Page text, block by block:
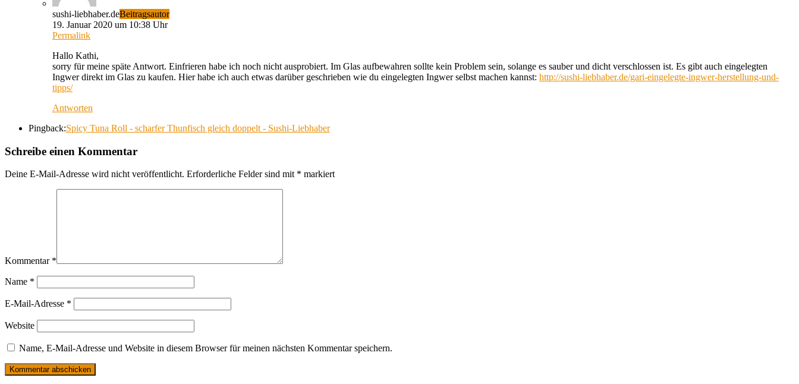
sushi-liebhaber.deBeitragsautor
19. Januar 2020 um 10:38 Uhr
Permalink
Hallo Kathi,
sorry für meine späte Antwort. Einfrieren habe ich noch nicht ausprobiert. Im Glas aufbewahren sollte kein Problem sein, solange es sauber und dicht verschlossen ist. Es gibt auch eingelegten
Ingwer direkt im Glas zu kaufen. Hier habe ich auch etwas darüber geschrieben wie du eingelegten Ingwer selbst machen kannst: http://sushi-liebhaber.de/gari-eingelegte-ingwer-herstellung-und-
tipps/
Antworten
Pingback:Spicy Tuna Roll - scharfer Thunfisch gleich doppelt - Sushi-Liebhaber
Schreibe einen Kommentar
Deine E-Mail-Adresse wird nicht veröffentlicht. Erforderliche Felder sind mit * markiert
Kommentar *
Name *
E-Mail-Adresse *
Website
Name, E-Mail-Adresse und Website in diesem Browser für meinen nächsten Kommentar speichern.